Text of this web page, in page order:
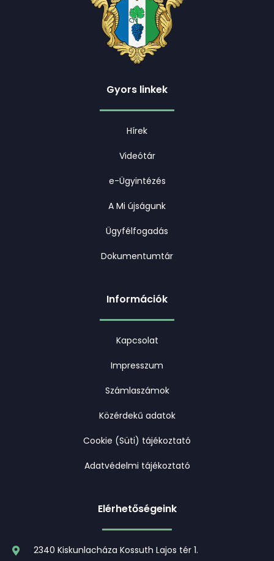
Gyors linkek
Hírek
Videótár
e-Ügyintézés
A Mi újságunk
Ügyfélfogadás
Dokumentumtár
Információk
Kapcsolat
Impresszum
Számlaszámok
Közérdekű adatok
Cookie (Süti) tájékoztató
Adatvédelmi tájékoztató
Elérhetőségeink
2340 Kiskunlacháza Kossuth Lajos tér 1.